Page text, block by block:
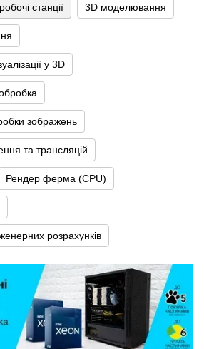
станції 3D моделювання
у 3D
зображень
та трансляцій
Рендер ферма (CPU)
розрахунків